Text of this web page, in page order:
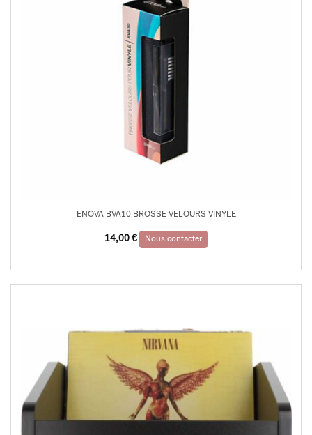
ENOVA BVA10 BROSSE VELOURS VINYLE
14,00 € Nous contacter